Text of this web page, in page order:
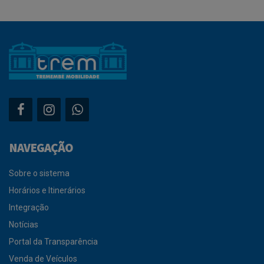
NAVEGAÇÃO
Sobre o sistema
Horários e Itinerários
Integração
Notícias
Portal da Transparência
Venda de Veículos